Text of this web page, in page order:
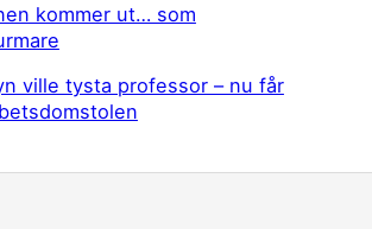
kommer ut… som
ville tysta professor – nu får